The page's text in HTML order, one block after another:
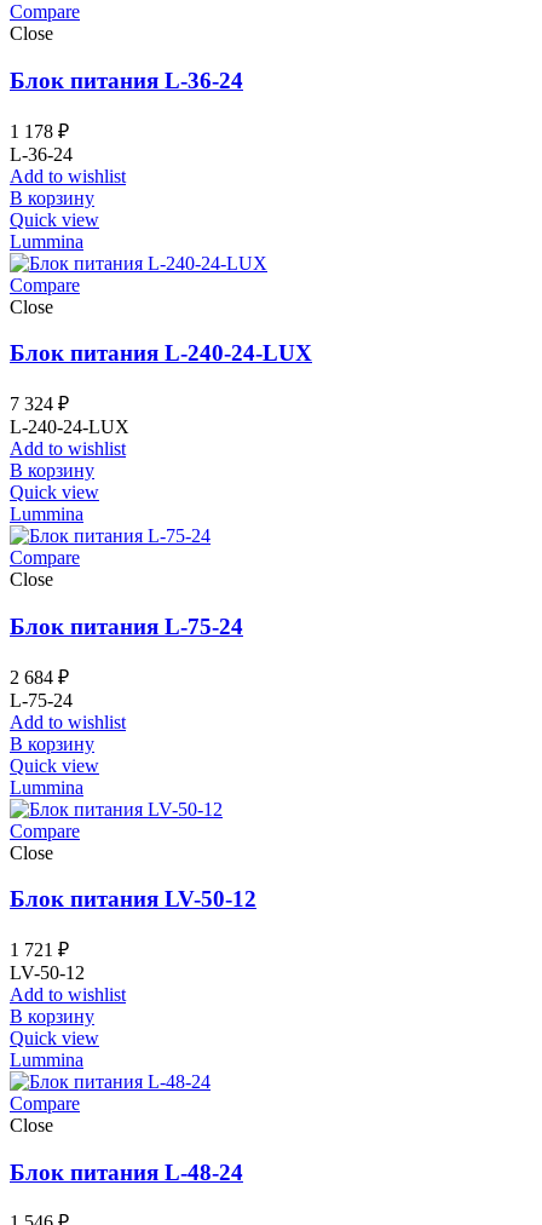
Compare
Close
Блок питания L-36-24
1 178 ₽
L-36-24
Add to wishlist
В корзину
Quick view
Lummina
Compare
Close
Блок питания L-240-24-LUX
7 324 ₽
L-240-24-LUX
Add to wishlist
В корзину
Quick view
Lummina
Compare
Close
Блок питания L-75-24
2 684 ₽
L-75-24
Add to wishlist
В корзину
Quick view
Lummina
Compare
Close
Блок питания LV-50-12
1 721 ₽
LV-50-12
Add to wishlist
В корзину
Quick view
Lummina
Compare
Close
Блок питания L-48-24